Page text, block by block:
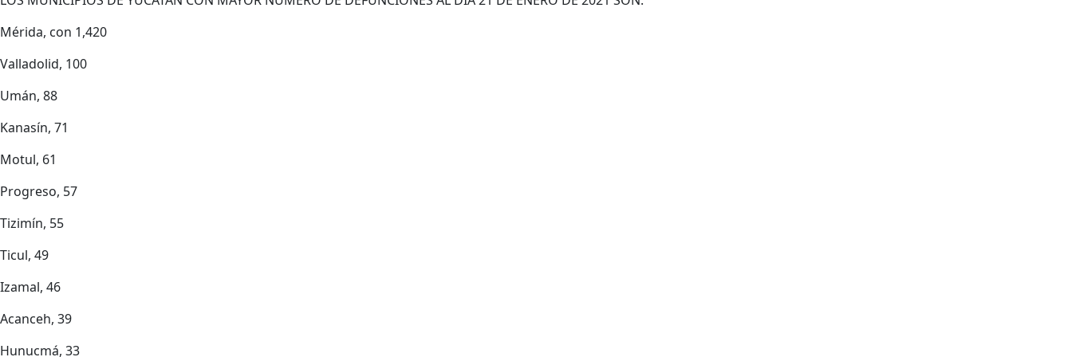
Mérida, con 1,420
Valladolid, 100
Umán, 88
Kanasín, 71
Motul, 61
Progreso, 57
Tizimín, 55
Ticul, 49
Izamal, 46
Acanceh, 39
Hunucmá, 33